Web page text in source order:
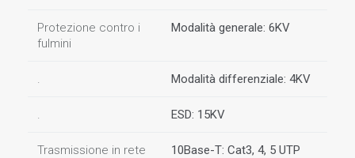
Protezione contro i
fulmini
Modalità generale: 6KV
. Modalità differenziale: 4KV
. ESD: 15KV
Trasmissione in rete
10Base-T: Cat3, 4, 5 UTP